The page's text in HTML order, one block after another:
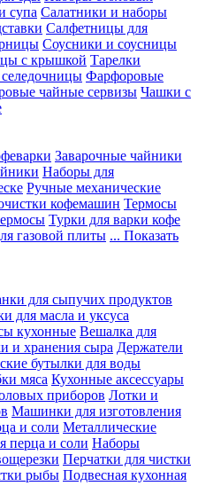
супа Салатники и наборы
Салфетницы для
Соусники и соусницы
с крышкой Тарелки
Фарфоровые
чайные сервизы Чашки с
Заварочные чайники
Наборы для
Ручные механические
кофемашин Термосы
Турки для варки кофе
газовой плиты ... Показать
для сыпучих продуктов
для масла и уксуса
кухонные Вешалка для
и хранения сыра Держатели
бутылки для воды
мяса Кухонные аксессуары
приборов Лотки и
Машинки для изготовления
и соли Металлические
перца и соли Наборы
Перчатки для чистки
рыбы Подвесная кухонная